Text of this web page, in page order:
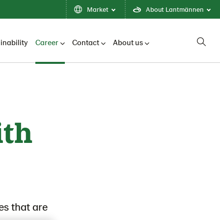
Market About Lantmännen
Career Contact About us
that are